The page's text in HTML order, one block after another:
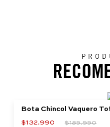
Bota Chincol Vaquero
$132.990 $189.990